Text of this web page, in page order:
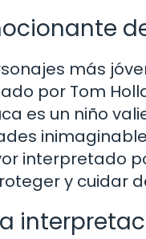
más
por Tom
es un niño
interpretado
y cuidar